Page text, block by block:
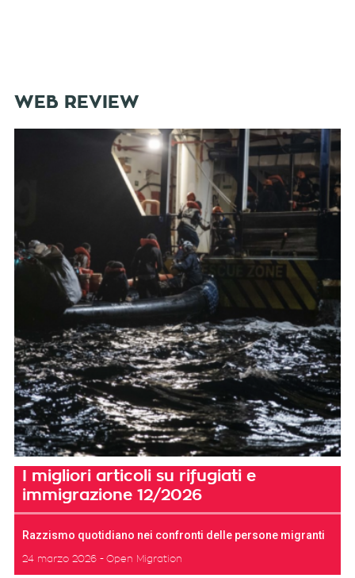
WEB REVIEW
I migliori articoli su rifugiati e
immigrazione 12/2026
Razzismo quotidiano nei confronti delle persone migranti
24 marzo 2026 Open Migration